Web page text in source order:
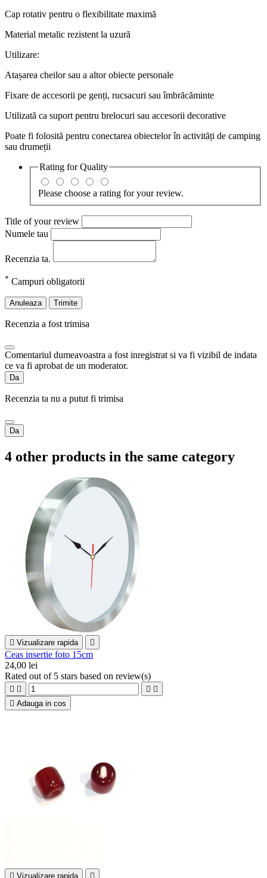
Cap rotativ pentru o flexibilitate maximă
Material metalic rezistent la uzură
Utilizare:
Atașarea cheilor sau a altor obiecte personale
Fixare de accesorii pe genți, rucsacuri sau îmbrăcăminte
Utilizată ca suport pentru brelocuri sau accesorii decorative
Poate fi folosită pentru conectarea obiectelor în activități de camping
sau drumeții
Rating forQuality
Please choose a rating for your review.
Title of your review
Numele tau
Recenzia ta.
* Campuri obligatorii
Anuleaza Trimite
Recenzia a fost trimisa
Comentariul dumeavoastra a fost inregistrat si va fi vizibil de indata
ce va fi aprobat de un moderator.
Da
Recenzia ta nu a putut fi trimisa
Da
4 other products in the same category
 Vizualizare rapida 
Ceas insertie foto 15cm
24,00 lei
Rated out of 5 stars based on review(s)
   
 Adauga in cos
 Vizualizare rapida 